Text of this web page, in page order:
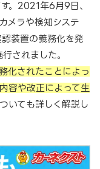
。2021年6月9日、
メラや検知システ
装置の義務化を発
されました。
化されたことによっ
容や改正によって生
いても詳しく解説し